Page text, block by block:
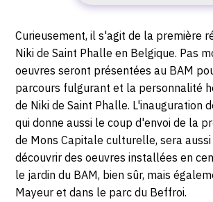
SUIVEZ-NOUS
INSTAGRAM
FACEBOOK
TWITTER
PINTEREST
2018
-
13
2019
7000
Mons
Description,
horaires...
Curieusement, il s'agit de la première
Niki de Saint Phalle en Belgique. Pas
oeuvres seront présentées au BAM
parcours fulgurant et la personnalité
de Niki de Saint Phalle. L'inauguration
qui donne aussi le coup d'envoi de la
de Mons Capitale culturelle, sera
découvrir des oeuvres installées en
le jardin du BAM, bien sûr, mais
Mayeur et dans le parc du Beffroi.